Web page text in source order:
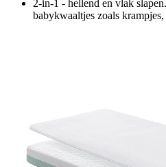
2-in-1 - hellend en vlak
babykwaaltjes zoals